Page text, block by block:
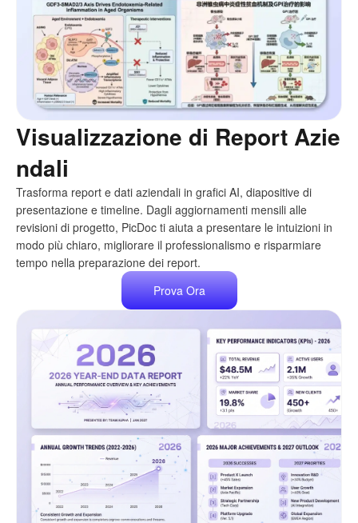
Visualizzazione di Report Azie
ndali
Trasforma report e dati aziendali in grafici AI, diapositive di
presentazione e timeline. Dagli aggiornamenti mensili alle
revisioni di progetto, PicDoc ti aiuta a presentare le intuizioni in
modo più chiaro, migliorare il professionalismo e risparmiare
tempo nella preparazione dei report.
Prova Ora